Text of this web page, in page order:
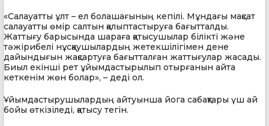
«Салауатты ұлт – ел болашағының кепілі. Мұндағы мақсат
салауатты өмір салтын қалыптастыруға бағытталды.
Жаттығу барысында шараға қатысушылар білікті және
тәжірибелі нұсқаушылардың жетекшілігімен дене
дайындығын жақсартуға бағытталған жаттығулар жасады.
Биыл екінші рет ұйымдастырылып отырғанын айта
кеткенім жөн болар», – деді ол.
Ұйымдастырушылардың айтуынша йога сабақтары үш ай
бойы өткізіледі, қатысу тегін.